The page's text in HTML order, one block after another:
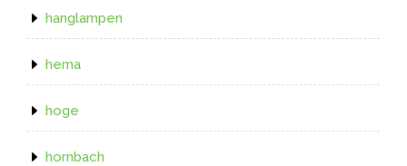
hanglampen
hema
hoge
hornbach